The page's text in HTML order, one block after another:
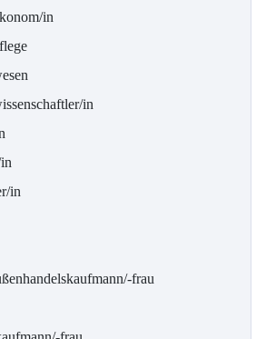
in
in
in
frau